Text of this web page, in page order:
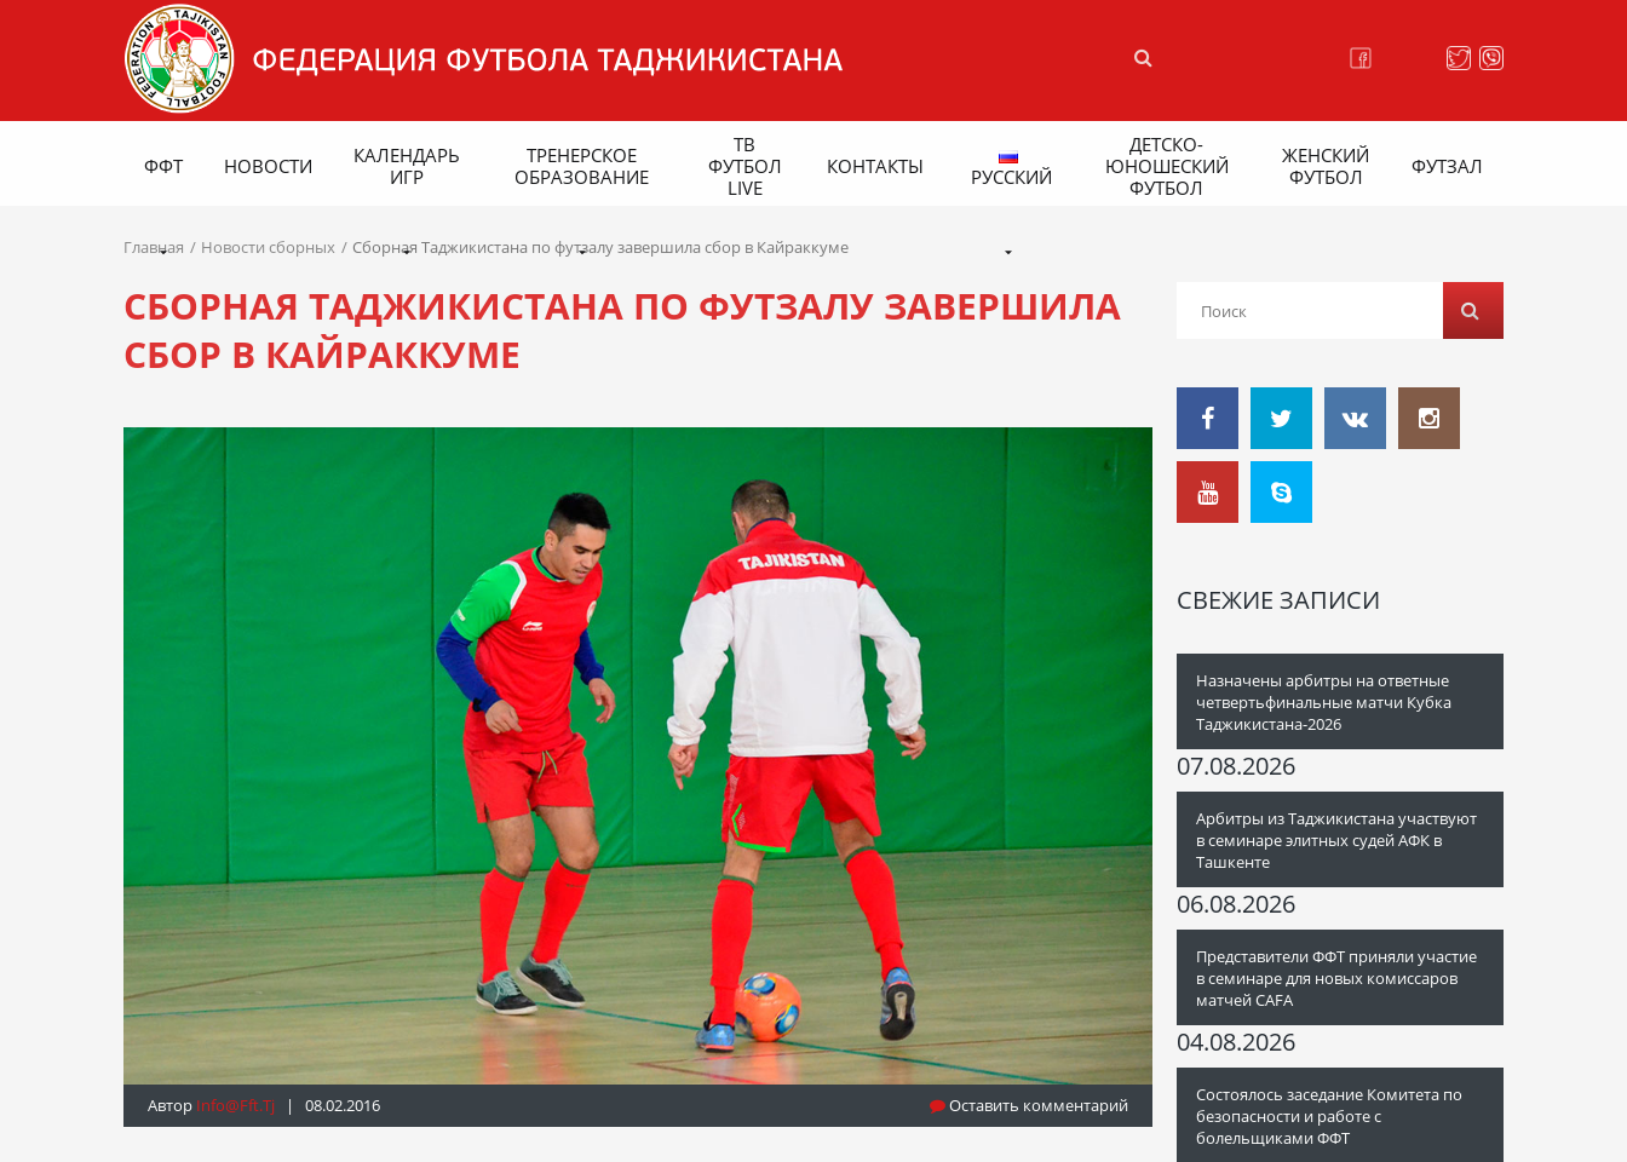
ФФТ НОВОСТИ
КАЛЕНДАРЬ
ИГР
ТРЕНЕРСКОЕ
ОБРАЗОВАНИЕ
ТВ
ФУТБОЛ
LIVE
КОНТАКТЫ РУССКИЙ
ДЕТСКО-
ЮНОШЕСКИЙ
ФУТБОЛ
ЖЕНСКИЙ
ФУТБОЛ
ФУТЗАЛ
Главная Новости сборных Сборная Таджикистана по футзалу завершила сбор в Кайраккуме
СБОРНАЯ ТАДЖИКИСТАНА ПО ФУТЗАЛУ ЗАВЕРШИЛА
СБОР В КАЙРАККУМЕ
Автор Info@fft.tj | 08.02.2016 Оставить комментарий
СВЕЖИЕ ЗАПИСИ
Назначены арбитры на ответные
четвертьфинальные матчи Кубка
Таджикистана-2026
07.08.2026
Арбитры из Таджикистана участвуют
в семинаре элитных судей АФК в
Ташкенте
06.08.2026
Представители ФФТ приняли участие
в семинаре для новых комиссаров
матчей CAFA
04.08.2026
Состоялось заседание Комитета по
безопасности и работе с
болельщиками ФФТ